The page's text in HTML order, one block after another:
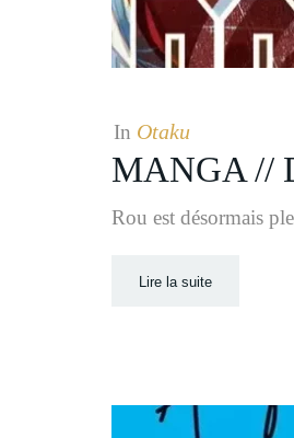
In Otaku
MANGA //
Rou est désormais
Lire la suite